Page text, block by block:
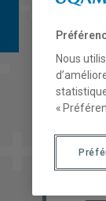
Nous
«